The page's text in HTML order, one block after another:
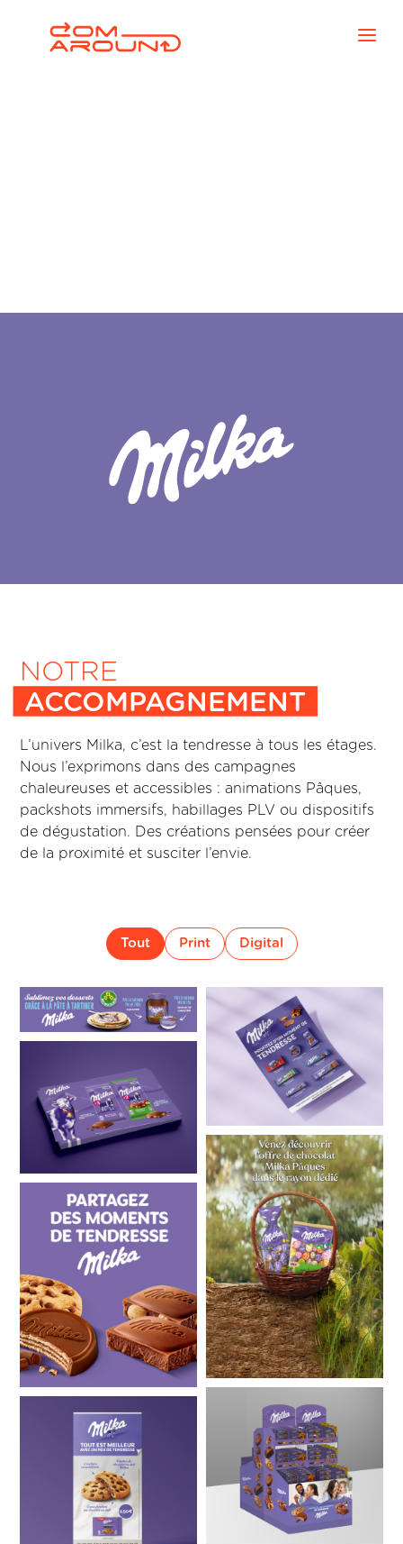
NOTRE
ACCOMPAGNEMENT
L’univers Milka, c’est la tendresse à tous les étages.
Nous l’exprimons dans des campagnes
chaleureuses et accessibles : animations Pâques,
packshots immersifs, habillages PLV ou dispositifs
de dégustation. Des créations pensées pour créer
de la proximité et susciter l’envie.
Tout Print Digital